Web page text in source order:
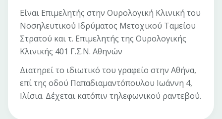
Είναι Επιμελητής στην Ουρολογική Κλινική του
Νοσηλευτικού Ιδρύματος Μετοχικού Ταμείου
Στρατού και τ. Επιμελητής της Ουρολογικής
Κλινικής 401 Γ.Σ.Ν. Αθηνών
Διατηρεί το ιδιωτικό του γραφείο στην Αθήνα,
επί της οδού Παπαδιαμαντόπουλου Ιωάννη 4,
Ιλίσια. Δέχεται κατόπιν τηλεφωνικού ραντεβού.